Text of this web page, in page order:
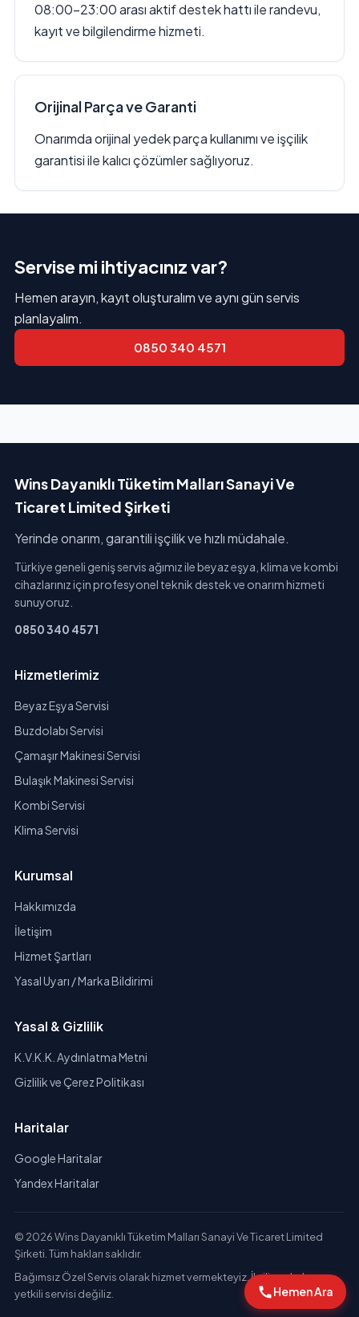
08:00–23:00 arası aktif destek hattı ile randevu,
kayıt ve bilgilendirme hizmeti.
Orijinal Parça ve Garanti
Onarımda orijinal yedek parça kullanımı ve işçilik
garantisi ile kalıcı çözümler sağlıyoruz.
Servise mi ihtiyacınız var?
Hemen arayın, kayıt oluşturalım ve aynı gün servis
planlayalım.
0850 340 4571
Wins Dayanıklı Tüketim Malları Sanayi Ve
Ticaret Limited Şirketi
Yerinde onarım, garantili işçilik ve hızlı müdahale.
Türkiye geneli geniş servis ağımız ile beyaz eşya, klima ve kombi
cihazlarınız için profesyonel teknik destek ve onarım hizmeti
sunuyoruz.
0850 340 4571
Hizmetlerimiz
Beyaz Eşya Servisi
Buzdolabı Servisi
Çamaşır Makinesi Servisi
Bulaşık Makinesi Servisi
Kombi Servisi
Klima Servisi
Kurumsal
Hakkımızda
İletişim
Hizmet Şartları
Yasal Uyarı / Marka Bildirimi
Yasal & Gizlilik
K.V.K.K. Aydınlatma Metni
Gizlilik ve Çerez Politikası
Haritalar
Google Haritalar
Yandex Haritalar
© 2026 Wins Dayanıklı Tüketim Malları Sanayi Ve Ticaret Limited
Şirketi. Tüm hakları saklıdır.
Bağımsız Özel Servis olarak hizmet vermekteyiz. İlgili markaların
yetkili servisi değiliz.
Hemen Ara